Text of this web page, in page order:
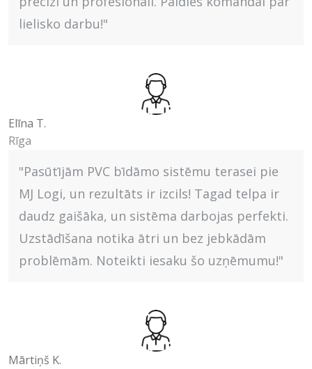
lielisko darbu!"
Elīna T.
Rīga
"Pasūtījām PVC bīdāmo sistēmu terasei pie
MJ Logi, un rezultāts ir izcils! Tagad telpa ir
daudz gaišāka, un sistēma darbojas perfekti.
Uzstādīšana notika ātri un bez jebkādām
problēmām. Noteikti iesaku šo uzņēmumu!"
Mārtiņš K.